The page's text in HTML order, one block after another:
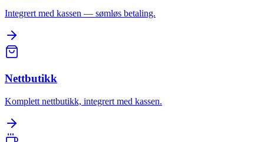
Integrert med kassen — sømløs betaling.
Nettbutikk
Komplett nettbutikk, integrert med kassen.